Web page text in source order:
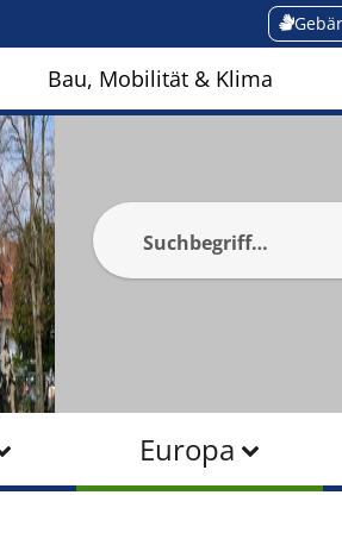
Bau, Mobilität & Klima
Europa